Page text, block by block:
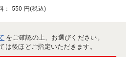
： 550 円(税込)
をご確認の上、お選びください。
は後ほどご指定いただきます。